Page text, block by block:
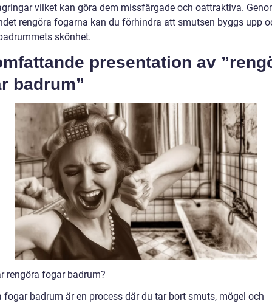
vilket kan göra dem missfärgade och oattraktiva.
rengöra fogarna kan du förhindra att smutsen byggs upp
skönhet.
presentation av
badrum”
rengöra fogar badrum?
fogar badrum är en process där du tar bort smuts, mögel och